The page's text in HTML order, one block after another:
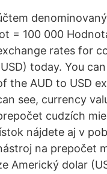
= 100 000
rates for
today. You
the AUD to USD
see, currency
cudzích
nájdete aj v
na prepočet
Americký dolar